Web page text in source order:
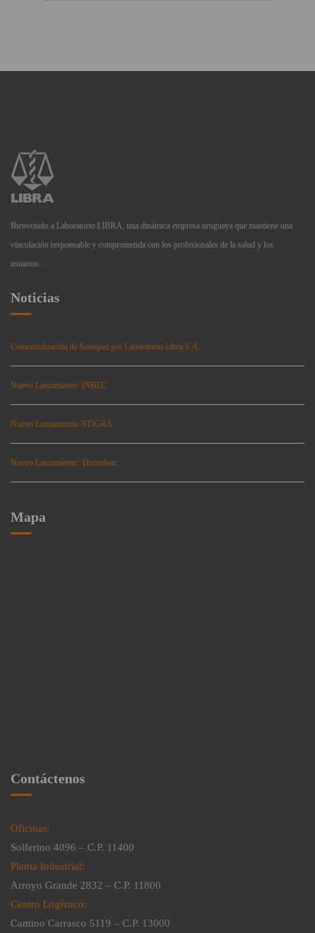
Bienvenido a Laboratorio LIBRA, una dinámica empresa uruguaya que mantiene una
vinculación responsable y comprometida con los profesionales de la salud y los
usuarios.
Noticias
Comercialización de Seroquel por Laboratorio Libra S.A.
Nuevo Lanzamiento: INBEC
Nuevo Lanzamiento: STIGRA
Nuevo Lanzamiento: Thromban
Mapa
Contáctenos
Oficinas:
Solferino 4096 – C.P. 11400
Planta Industrial:
Arroyo Grande 2832 – C.P. 11800
Centro Logístico:
Camino Carrasco 5119 – C.P. 13000